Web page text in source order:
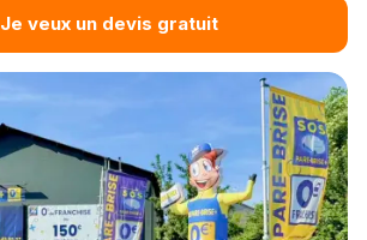
Je veux un devis gratuit